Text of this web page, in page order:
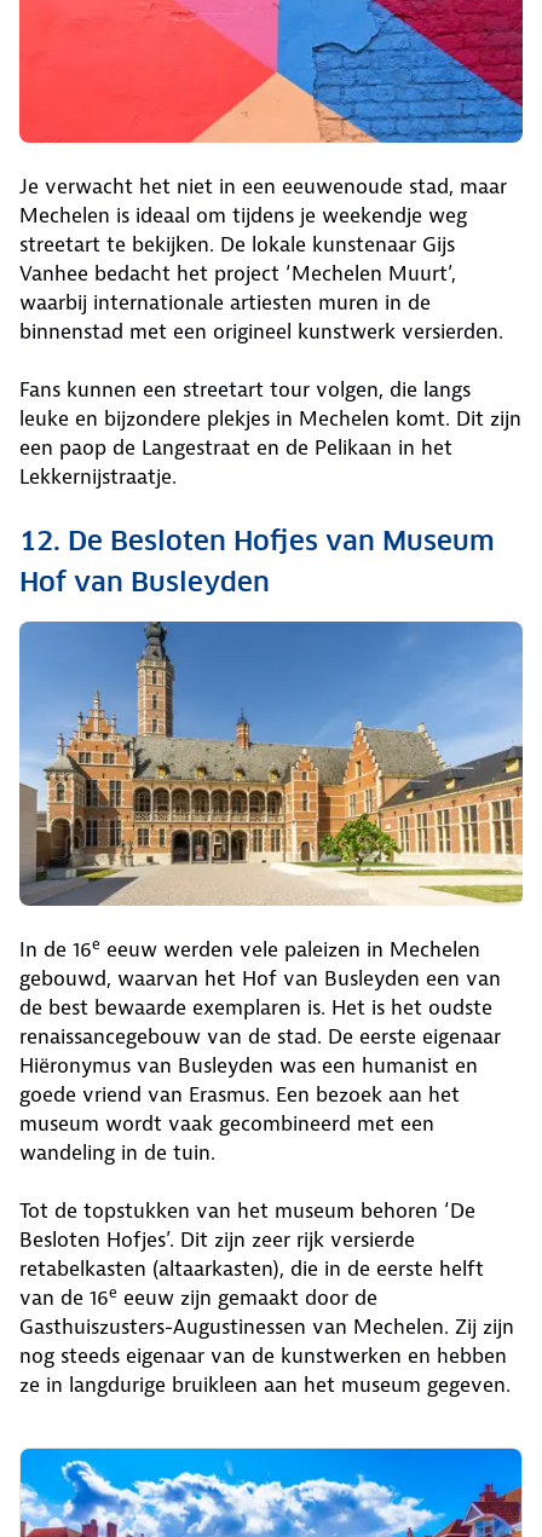
Je verwacht het niet in een eeuwenoude stad, maar
Mechelen is ideaal om tijdens je weekendje weg
streetart te bekijken. De lokale kunstenaar Gijs
Vanhee bedacht het project ‘Mechelen Muurt’,
waarbij internationale artiesten muren in de
binnenstad met een origineel kunstwerk versierden.
Fans kunnen een streetart tour volgen, die langs
leuke en bijzondere plekjes in Mechelen komt. Dit zijn
een paop de Langestraat en de Pelikaan in het
Lekkernijstraatje.
12. De Besloten Hofjes van Museum
Hof van Busleyden
In de 16e eeuw werden vele paleizen in Mechelen
gebouwd, waarvan het Hof van Busleyden een van
de best bewaarde exemplaren is. Het is het oudste
renaissancegebouw van de stad. De eerste eigenaar
Hiëronymus van Busleyden was een humanist en
goede vriend van Erasmus. Een bezoek aan het
museum wordt vaak gecombineerd met een
wandeling in de tuin.
Tot de topstukken van het museum behoren ‘De
Besloten Hofjes’. Dit zijn zeer rijk versierde
retabelkasten (altaarkasten), die in de eerste helft
van de 16e eeuw zijn gemaakt door de
Gasthuiszusters-Augustinessen van Mechelen. Zij zijn
nog steeds eigenaar van de kunstwerken en hebben
ze in langdurige bruikleen aan het museum gegeven.